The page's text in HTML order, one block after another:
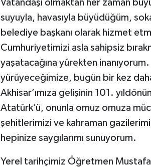
Vatandaşı olmaktan her zaman
suyuyla, havasıyla büyüdüğüm,
belediye başkanı olarak hizmet
Cumhuriyetimizi asla sahipsiz
yaşatacağına yürekten
yürüyeceğimize, bugün bir kez
Akhisar’ımıza gelişinin 101.
Atatürk’ü, onunla omuz omuza
şehitlerimizi ve kahraman
hepinize saygılarımı sunuyorum.
Yerel tarihçimiz Öğretmen Mustafa